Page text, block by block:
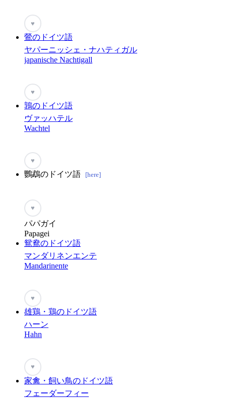
♥
鶯のドイツ語
ヤパーニッシェ・ナハティガル
japanische Nachtigall
♥
鶉のドイツ語
ヴァッハテル
Wachtel
♥
鸚鵡のドイツ語 [here]
♥
パパガイ
Papagei
鴛鴦のドイツ語
マンダリネンエンテ
Mandarinente
♥
雄鶏・鶏のドイツ語
ハーン
Hahn
♥
家禽・飼い鳥のドイツ語
フェーダーフィー